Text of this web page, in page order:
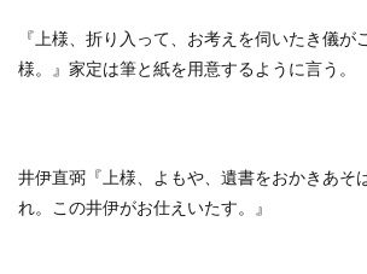
『上様、折り入って、お考えを伺いたき儀が
様。』家定は筆と紙を用意するように言う。
井伊直弼『上様、よもや、遺書をおかきあそ
れ。この井伊がお仕えいたす。』